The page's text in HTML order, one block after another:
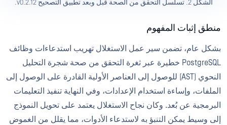
الشكل 2. تسلسل التحقق من الصحة قبل وبعد تطبيق التصحيح v0.2.12.
منطق إثبات المفهوم
بشكل عام، تضمن سير عمل الاستغلال تهريب استدعاءات وظائف
PostgreSQL خطيرة عبر ثغرة التحقق من صحة شجرة التحليل
النحوي (AST) للوصول إلى العناصر الأولية القادرة على الوصول إلى
الملفات، وإساءة استخدام الإعدادات، وفي النهاية تنفيذ التعليمات
البرمجية عن بُعد. وكان نجاح الاستغلال يعتمد على تحويل النموذج
إلى وسيط يمكن التنبؤ به لاستدعاء الأدوات، مما يقلل من الغموض